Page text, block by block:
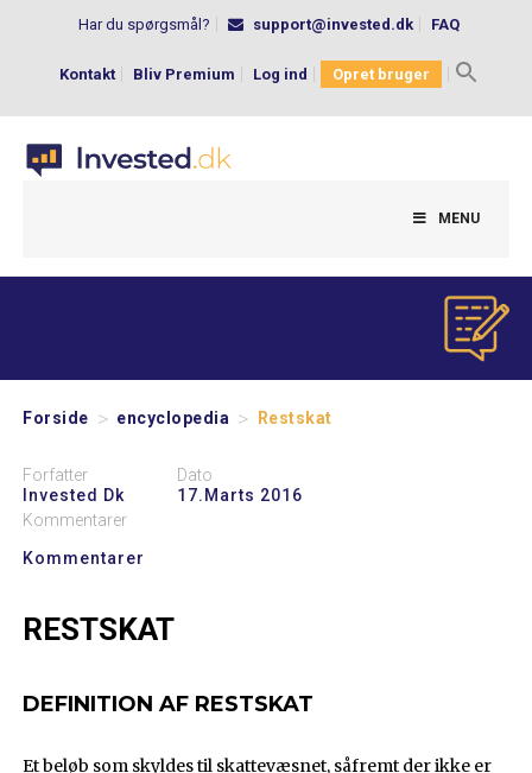
Har du spørgsmål? support@invested.dk FAQ
Kontakt Bliv Premium Log ind Opret bruger
Search
MENU
Forside > encyclopedia > Restskat
Forfatter
Invested Dk
Dato
17.marts 2016
Kommentarer
Kommentarer
RESTSKAT
DEFINITION AF RESTSKAT
Et beløb som skyldes til skattevæsnet, såfremt der ikke er